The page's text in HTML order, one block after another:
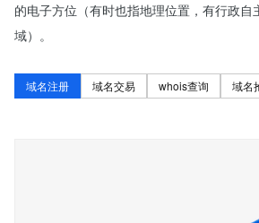
的电子方位（有时也指地理位置，有行政自
域）。
域名注册 域名交易 whois查询 域名